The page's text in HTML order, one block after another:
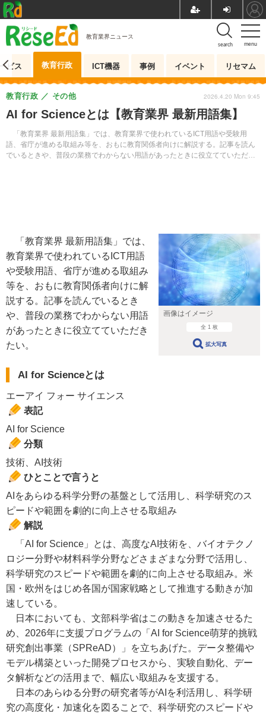
menu
search
教育業界ニュース
ビス 教育行政 ICT機器 事例 イベント リセマム
AI for Scienceとは【教育業界 最新用語集】
「教育業界 最新用語集」では、教育業界で使われているICT用語や受験用
語、省庁が進める取組み等を、おもに教育関係者向けに解説する。記事を読ん
でいるときや、普段の業務でわからない用語があったときに役立てていただき
教育行政 その他 2026.4.20 Mon 9:45
画像はイメージ
全 1 枚
拡大写真
「教育業界 最新用語集」では、
教育業界で使われているICT用語
や受験用語、省庁が進める取組み
等を、おもに教育関係者向けに解
説する。記事を読んでいるとき
や、普段の業務でわからない用語
があったときに役立てていただき
たい。
AI for Scienceとは
エーアイ フォー サイエンス
表記
AI for Science
分類
技術、AI技術
ひとことで言うと
AIをあらゆる科学分野の基盤として活用し、科学研究のス
ピードや範囲を劇的に向上させる取組み
解説
「AI for Science」とは、高度なAI技術を、バイオテクノ
ロジー分野や材料科学分野などさまざまな分野で活用し、
科学研究のスピードや範囲を劇的に向上させる取組み。米
国・欧州をはじめ各国が国家戦略として推進する動きが加
速している。
日本においても、文部科学省はこの動きを加速させるた
め、2026年に支援プログラムの「AI for Science萌芽的挑戦
研究創出事業（SPReAD）」を立ちあげた。データ整備や
モデル構築といった開発プロセスから、実験自動化、デー
タ解析などの活用まで、幅広い取組みを支援する。
日本のあらゆる分野の研究者等がAIを利活用し、科学研
究の高度化・加速化を図ることで、科学研究のスピードや